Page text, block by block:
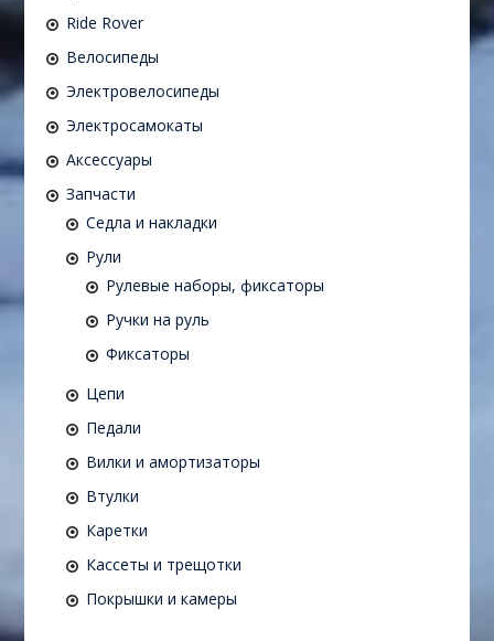
Ride Rover
Велосипеды
Электровелосипеды
Электросамокаты
Аксессуары
Запчасти
Седла и накладки
Рули
Рулевые наборы, фиксаторы
Ручки на руль
Фиксаторы
Цепи
Педали
Вилки и амортизаторы
Втулки
Каретки
Кассеты и трещотки
Покрышки и камеры